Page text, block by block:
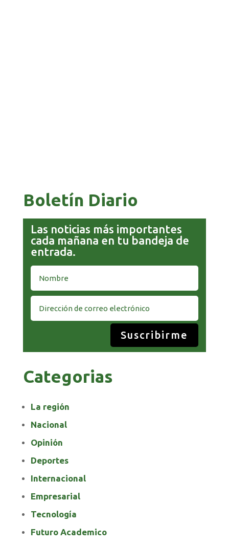
Boletín Diario
Las noticias más importantes
cada mañana en tu bandeja de
entrada.
Suscribirme
Categorias
La región
Nacional
Opinión
Deportes
Internacional
Empresarial
Tecnología
Futuro Academico